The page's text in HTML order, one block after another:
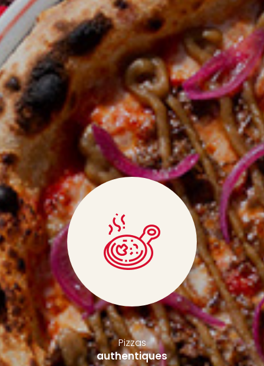
Pizzas
authentiques